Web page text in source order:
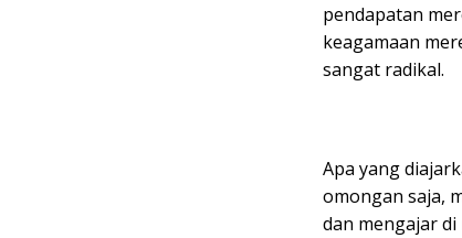
pendapatan
keagamaan
sangat radikal.
Apa yang
omongan saja,
dan mengajar